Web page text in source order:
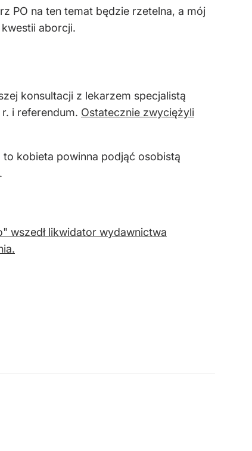
PO na ten temat będzie rzetelna, a mój
kwestii aborcji.
konsultacji z lekarzem specjalistą
i referendum. Ostatecznie zwyciężyli
kobieta powinna podjąć osobistą
wszedł likwidator wydawnictwa